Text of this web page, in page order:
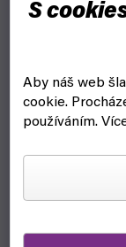
S
Aby náš web
cookie.
používáním.
Na normální3x3
To samé platí u